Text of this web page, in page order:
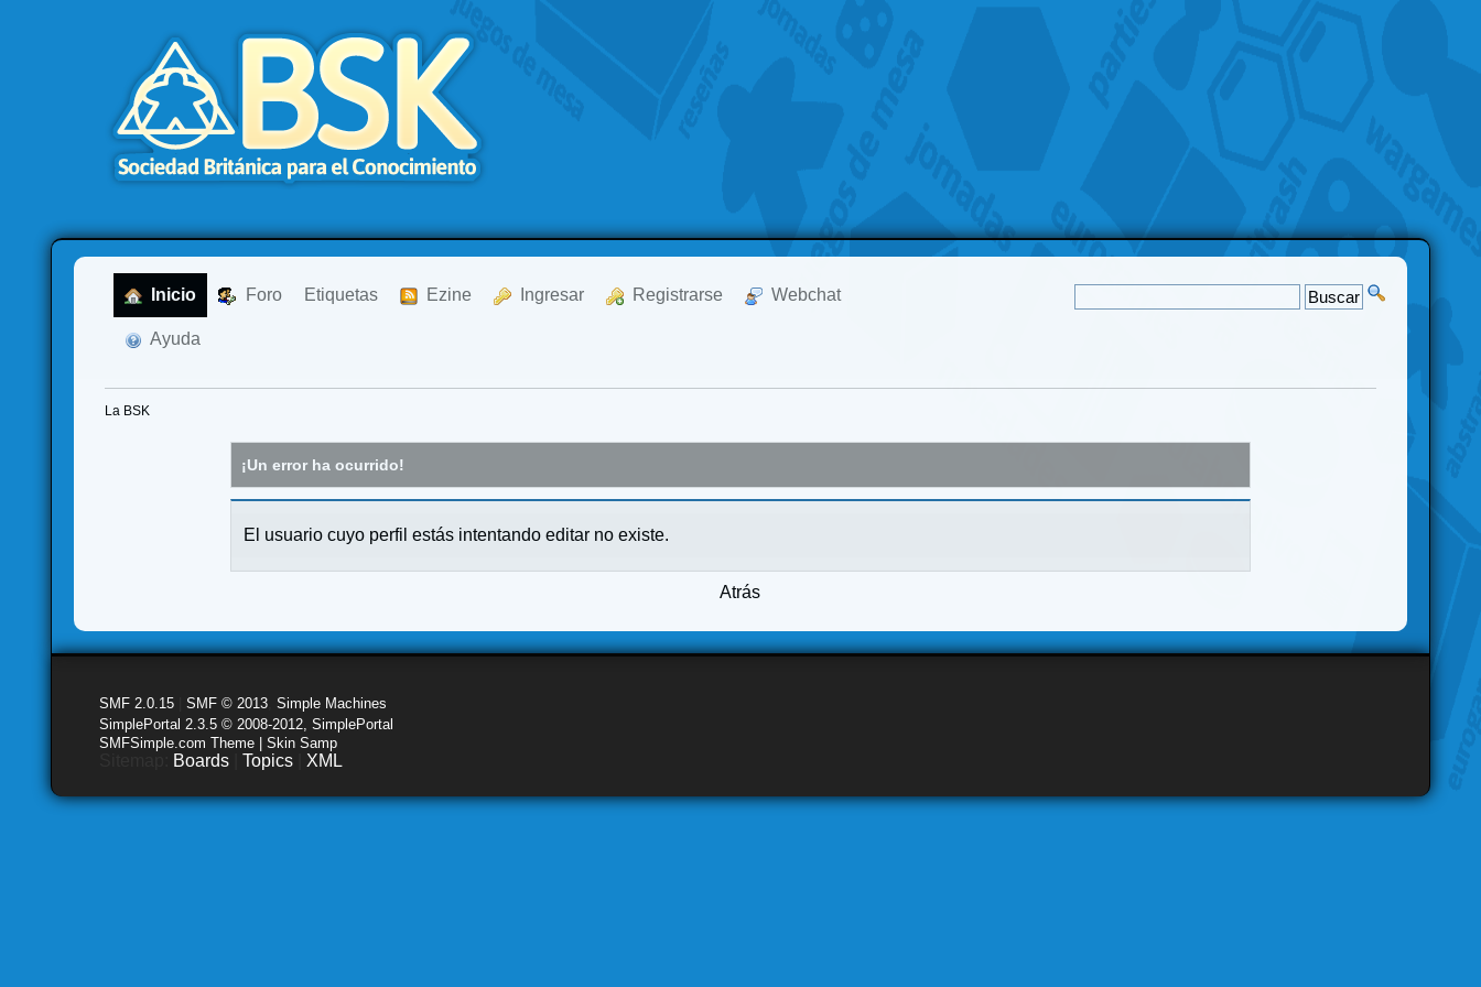
Inicio Foro Etiquetas Ezine Ingresar Registrarse Webchat
Ayuda
La BSK
¡Un error ha ocurrido!
El usuario cuyo perfil estás intentando editar no existe.
Atrás
SMF 2.0.15 |SMF © 2013 ,Simple Machines
SimplePortal 2.3.5 © 2008-2012, SimplePortal
SMFSimple.com Theme | Skin Samp
Boards |Topics XML